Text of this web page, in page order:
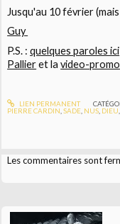
Jusqu'au 10 février
Guy
P.S. :quelques paroles ici
Pallieret lavideo-promo
LIEN PERMANENT
PIERRE CARDIN ,SADE NUS DIEU
Les commentaires sont